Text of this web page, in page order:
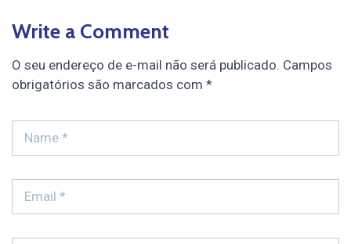
Write a Comment
O seu endereço de e-mail não será publicado. Campos
obrigatórios são marcados com *